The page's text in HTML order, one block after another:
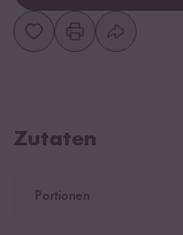
Zutaten
Portionen